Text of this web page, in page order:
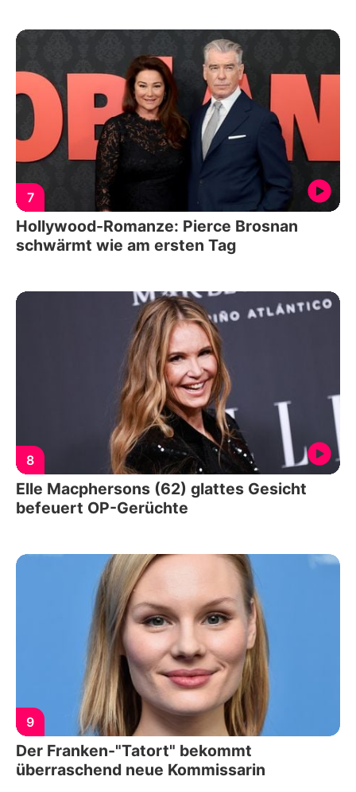
7
Hollywood-Romanze: Pierce Brosnan
schwärmt wie am ersten Tag
8
Elle Macphersons (62) glattes Gesicht
befeuert OP-Gerüchte
9
Der Franken-"Tatort" bekommt
überraschend neue Kommissarin